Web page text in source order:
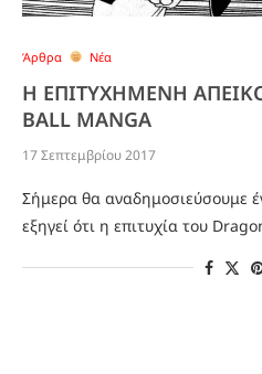
Άρθρα Νέα
Η ΕΠΙΤΥΧΗΜΕΝΗ
BALL MANGA
17 Σεπτεμβρίου 2017
Σήμερα θα αναδημοσιεύσουμε
εξηγεί ότι η επιτυχία του